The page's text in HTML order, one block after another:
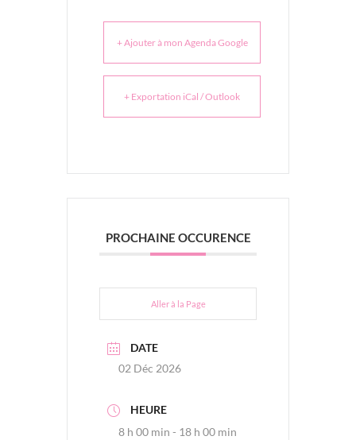
+ Ajouter à mon Agenda Google
+ Exportation iCal / Outlook
PROCHAINE OCCURENCE
Aller à la Page
DATE
02 Déc 2026
HEURE
8 h 00 min - 18 h 00 min